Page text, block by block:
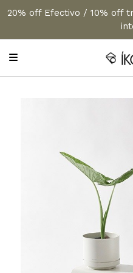
20% off Efectivo / 10% off